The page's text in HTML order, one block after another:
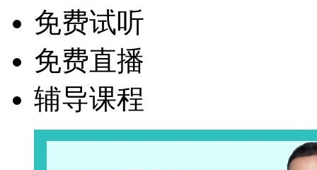
免费试听
免费直播
辅导课程